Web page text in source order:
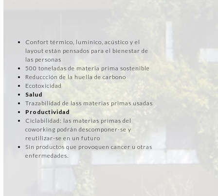
Confort térmico, lumínico, acústico y el
layout están pensados para el bienestar de
las personas
500 toneladas de materia prima sostenible
Reduccción de la huella de carbono
Ecotoxicidad
Salud
Trazabilidad de lass materias primas usadas
Productividad
Ciclabilidad: las materias primas del
coworking podrán descomponer-se y
reutilizar-se en un futuro
Sin productos que provoquen cancer u otras
enfermedades.